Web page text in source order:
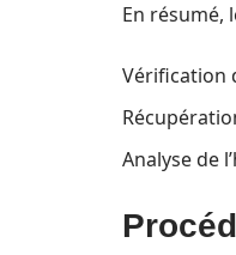
En résumé,
Vérification
Analyse de